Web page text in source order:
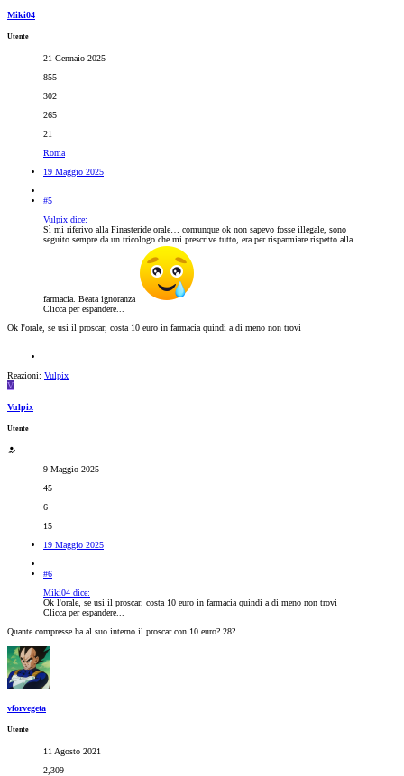
Miki04
Utente
21 Gennaio 2025
855
302
265
21
Roma
19 Maggio 2025
#5
Vulpix dice:
Sì mi riferivo alla Finasteride orale… comunque ok non sapevo fosse illegale, sono
seguito sempre da un tricologo che mi prescrive tutto, era per risparmiare rispetto alla
farmacia. Beata ignoranza
Clicca per espandere...
Ok l'orale, se usi il proscar, costa 10 euro in farmacia quindi a di meno non trovi
Reazioni: Vulpix
V
Vulpix
Utente
9 Maggio 2025
45
6
15
19 Maggio 2025
#6
Miki04 dice:
Ok l'orale, se usi il proscar, costa 10 euro in farmacia quindi a di meno non trovi
Clicca per espandere...
Quante compresse ha al suo interno il proscar con 10 euro? 28?
vforvegeta
Utente
11 Agosto 2021
2,309